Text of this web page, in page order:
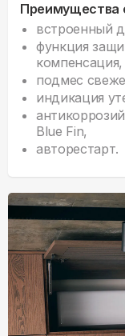
Преимущества
встроенный
функция
компенсация,
подмес
индикация
Blue Fin,
авторестарт.